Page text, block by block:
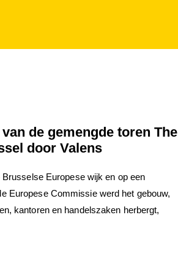
de gemengde toren The
door Valens
Brusselse Europese wijk en op een
Europese Commissie werd het gebouw,
kantoren en handelszaken herbergt,